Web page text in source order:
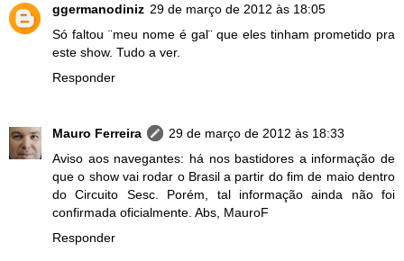
ggermanodiniz 29 de março de 2012 às 18:05
Só faltou ¨meu nome é gal¨ que eles tinham prometido pra
este show. Tudo a ver.
Responder
Mauro Ferreira
29 de março de 2012 às 18:33
Aviso aos navegantes: há nos bastidores a informação de
que o show vai rodar o Brasil a partir do fim de maio dentro
do Circuito Sesc. Porém, tal informação ainda não foi
confirmada oficialmente. Abs, MauroF
Responder